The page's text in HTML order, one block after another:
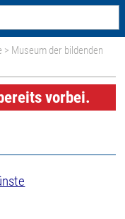
> Museum der bildenden
vorbei.